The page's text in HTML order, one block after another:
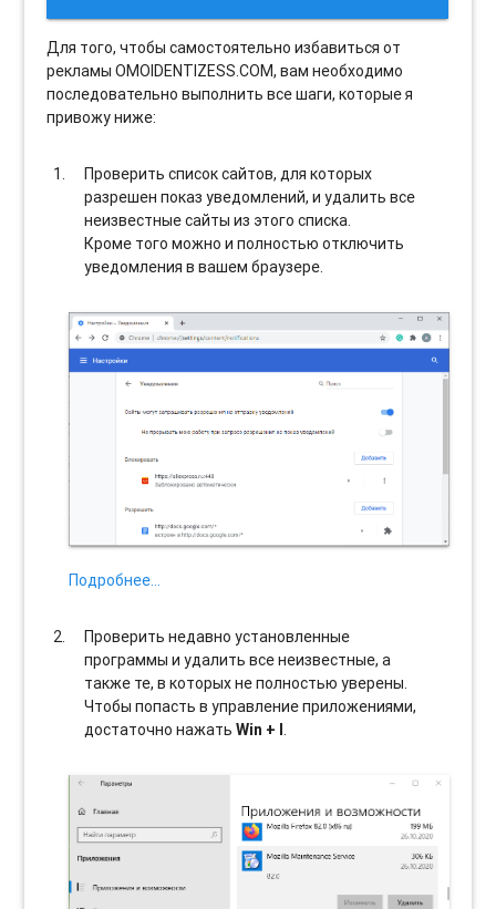
Для того, чтобы самостоятельно избавиться от
рекламы OMOIDENTIZESS.COM, вам необходимо
последовательно выполнить все шаги, которые я
привожу ниже:
Проверить список сайтов, для которых
разрешен показ уведомлений, и удалить все
неизвестные сайты из этого списка.
Кроме того можно и полностью отключить
уведомления в вашем браузере.
Подробнее…
Проверить недавно установленные
программы и удалить все неизвестные, а
также те, в которых не полностью уверены.
Чтобы попасть в управление приложениями,
достаточно нажатьWin + I.